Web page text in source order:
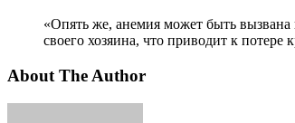
«Опять же, анемия может быть вызвана паразитами несколькими способами. Анкилостомы, например, могут прикрепляться к слизистой оболочке тонкой кишки и сосать кровь
своего хозяина, что приводит к потере
About The Author